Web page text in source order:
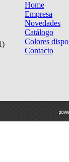
Home
Empresa
Novedades
Catálogo
Colores
Contacto